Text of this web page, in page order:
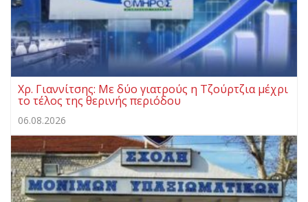
Χρ. Γιαννίτσης: Με δύο γιατρούς η Τζούρτζια μέχρι
το τέλος της θερινής περιόδου
06.08.2026